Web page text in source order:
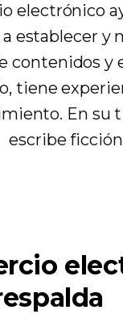
electrónico
establecer y
contenidos y
tiene
En su
escribe